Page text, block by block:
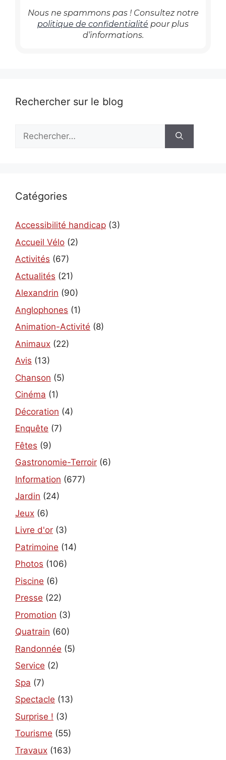
Nous ne spammons pas ! Consultez notre
politique de confidentialité pour plus
d’informations.
Rechercher sur le blog
Rechercher :
Catégories
Accessibilité handicap (3)
Accueil Vélo (2)
Activités (67)
Actualités (21)
Alexandrin (90)
Anglophones (1)
Animation-Activité (8)
Animaux (22)
Avis (13)
Chanson (5)
Cinéma (1)
Décoration (4)
Enquête (7)
Fêtes (9)
Gastronomie-Terroir (6)
Information (677)
Jardin (24)
Jeux (6)
Livre d'or (3)
Patrimoine (14)
Photos (106)
Piscine (6)
Presse (22)
Promotion (3)
Quatrain (60)
Randonnée (5)
Service (2)
Spa (7)
Spectacle (13)
Surprise ! (3)
Tourisme (55)
Travaux (163)